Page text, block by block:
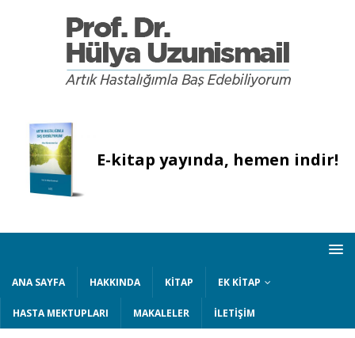
E-kitap yayında, hemen indir!
ANA SAYFA HAKKINDA KITAP EK KITAP
HASTA MEKTUPLARI MAKALELER İLETIŞIM